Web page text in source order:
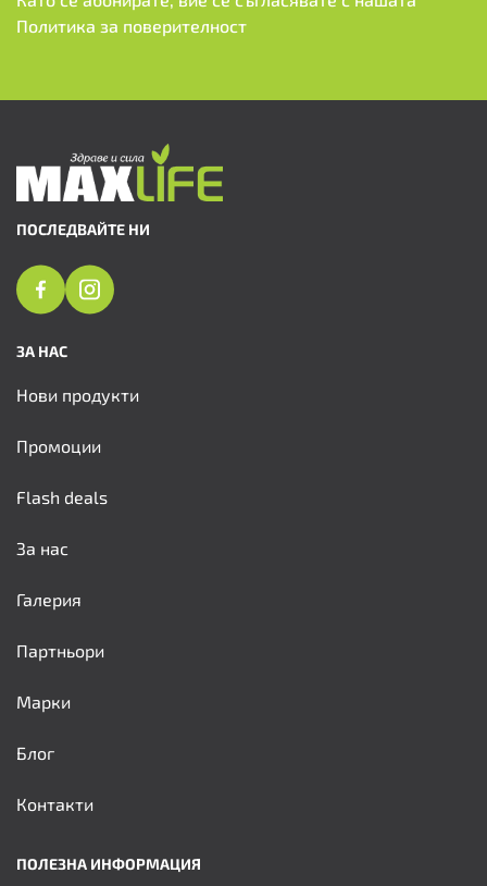
Политика за поверителност
ПОСЛЕДВАЙТЕ НИ
ЗА НАС
Нови продукти
Промоции
Flash deals
За нас
Галерия
Партньори
Марки
Блог
Контакти
ПОЛЕЗНА ИНФОРМАЦИЯ